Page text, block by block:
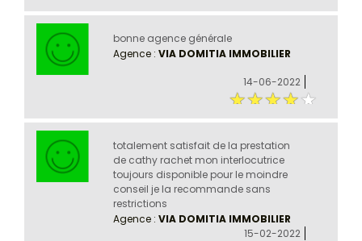
bonne agence générale
Agence : VIA DOMITIA IMMOBILIER
14-06-2022
totalement satisfait de la prestation
de cathy rachet mon interlocutrice
toujours disponible pour le moindre
conseil je la recommande sans
restrictions
Agence : VIA DOMITIA IMMOBILIER
15-02-2022